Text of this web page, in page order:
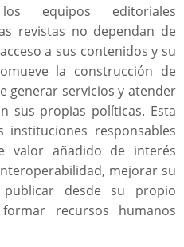
equipos editoriales
revistas no dependan de
a sus contenidos y su
la construcción de
generar servicios y atender
sus propias políticas. Esta
responsables
valor añadido de interés
mejorar su
desde su propio
recursos humanos